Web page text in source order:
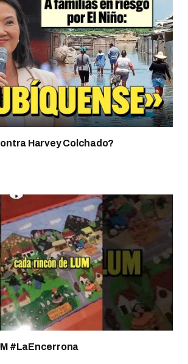
Harvey Colchado?
#LaEncerrona